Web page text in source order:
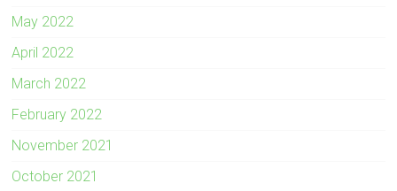
May 2022
April 2022
March 2022
February 2022
November 2021
October 2021